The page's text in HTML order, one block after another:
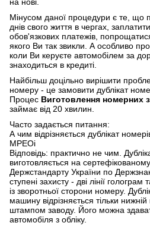
Мінусом даної процедури є те, що
днів свого життя в чергах,
обов'язкових платежів,
якого Ви так звикли. А особливо
коли Ви керуєте автомобілем за
знаходиться в кредиті.
Найбільш доцільно вирішити
номеру - це замовити дублікат
Процес Виготовлення номерних
займає від 20 хвилин.
Часто задається питання:
А чим відрізняється дублікат
МРЕОі
Відповідь: практично не чим.
виготовляється на
Держстандарту України по
ступені захисту - дві лінії
із зворотньої сторони номеру.
машину відрізняється тільки
штампом заводу. Його можна
автомобіля з обліку.